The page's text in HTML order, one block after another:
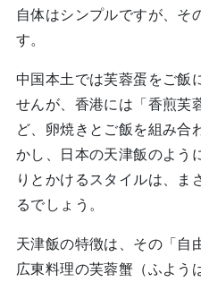
自体はシンプルですが、そ
す。
中国本土では芙蓉蛋をご飯
せんが、香港には「香煎芙
ど、卵焼きとご飯を組み合
かし、日本の天津飯のよう
りとかけるスタイルは、ま
るでしょう。
天津飯の特徴は、その「自
広東料理の芙蓉蟹（ふよう